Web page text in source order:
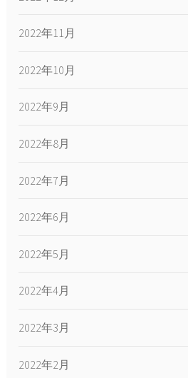
2022年11月
2022年10月
2022年9月
2022年8月
2022年7月
2022年6月
2022年5月
2022年4月
2022年3月
2022年2月